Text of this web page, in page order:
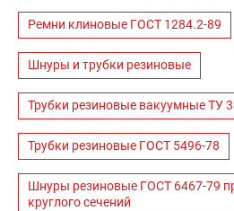
Ремни клиновые ГОСТ 1284.2-89
Шнуры и трубки резиновые
Трубки резиновые вакуумные ТУ
Трубки резиновые ГОСТ 5496-78
Шнуры резиновые ГОСТ 6467-79
круглого сечений